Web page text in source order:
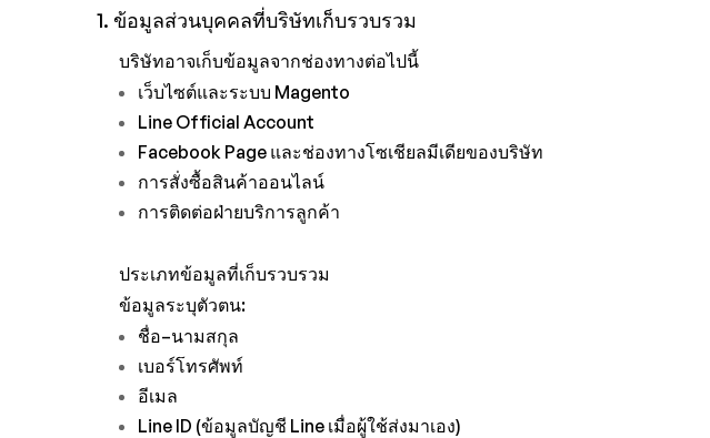
1. ข้อมูลส่วนบุคคลที่บริษัทเก็บรวบรวม
บริษัทอาจเก็บข้อมูลจากช่องทางต่อไปนี้
เว็บไซต์และระบบ Magento
Line Official Account
Facebook Page และช่องทางโซเชียลมีเดียของบริษัท
การสั่งซื้อสินค้าออนไลน์
การติดต่อฝ่ายบริการลูกค้า
ประเภทข้อมูลที่เก็บรวบรวม
ข้อมูลระบุตัวตน:
ชื่อ–นามสกุล
เบอร์โทรศัพท์
อีเมล
Line ID (ข้อมูลบัญชี Line เมื่อผู้ใช้ส่งมาเอง)